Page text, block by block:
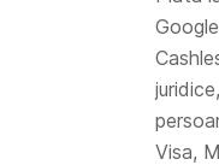
Visa,